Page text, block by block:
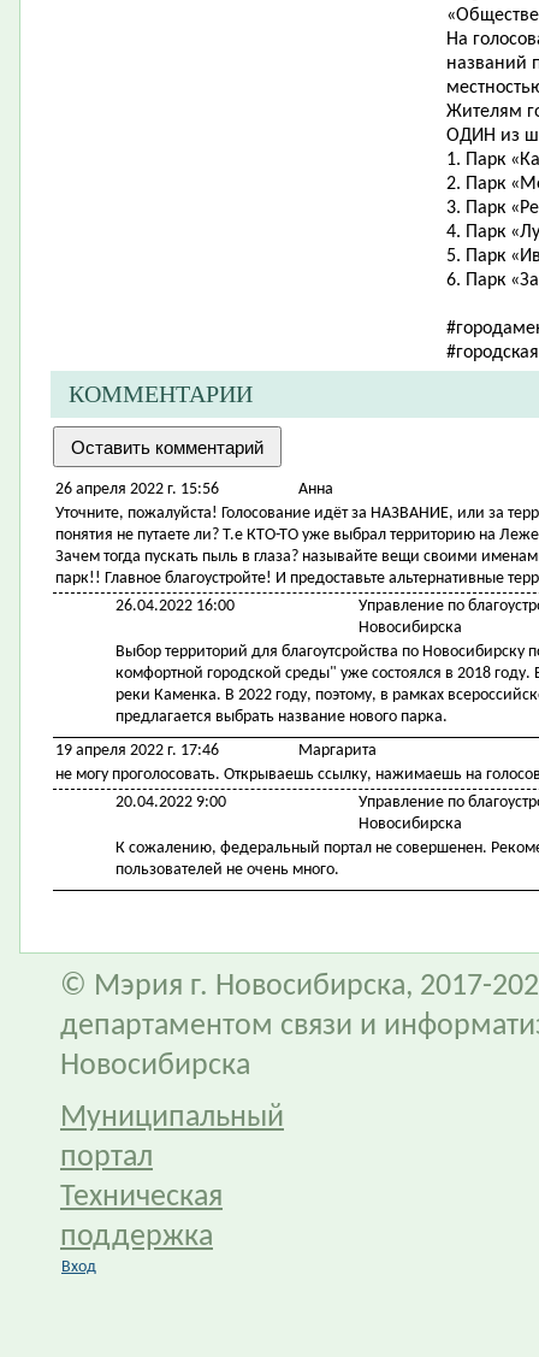
На
названий
Жителям
ОДИН из
1. Парк
2. Парк
3. Парк
4. Парк
5. Парк
6. Парк
КОММЕНТАРИИ
26 апреля 2022 г. 15:56
Анна
Уточните, пожалуйста! Голосование идёт за НАЗВАНИЕ, или за
понятия не путаете ли? Т.е КТО-ТО уже выбрал территорию на
Зачем тогда пускать пыль в глаза? называйте вещи своими
парк!! Главное благоустройте! И предоставьте альтернативные
26.04.2022 16:00
Управление по
Новосибирска
Выбор территорий для благоутсройства по
комфортной городской среды" уже состоялся в 2018
реки Каменка. В 2022 году, поэтому, в рамках
предлагается выбрать название нового парка.
19 апреля 2022 г. 17:46
Маргарита
не могу проголосовать. Открываешь ссылку, нажимаешь на
20.04.2022 9:00
Управление по
Новосибирска
К сожалению, федеральный портал не совершенен.
пользователей не очень много.
© Мэрия г. Новосибирска, 2017-
департаментом связи и
Новосибирска
Муниципальный
портал
Техническая
поддержка
Вход